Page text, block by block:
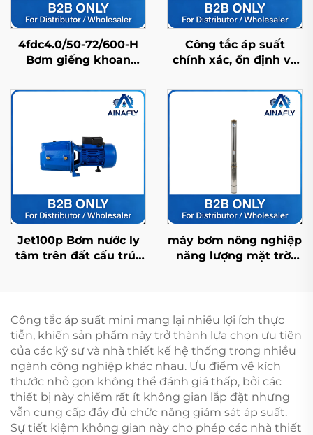
4fdc4.0/50-72/600-H
Bơm giếng khoan
bằng thép không gỉ
bền bỉ, tuổi thọ cao và
Công tắc áp suất
chính xác, ổn định và
áp suất tự động
Jet100p Bơm nước ly
tâm trên đất cấu trúc
máy bơm nông nghiệp
năng lượng mặt trời
tiêu cây trồng
Công tắc áp suất mini mang lại nhiều lợi ích thực
tiễn, khiến sản phẩm này trở thành lựa chọn ưu tiên
của các kỹ sư và nhà thiết kế hệ thống trong nhiều
ngành công nghiệp khác nhau. Ưu điểm về kích
thước nhỏ gọn không thể đánh giá thấp, bởi các
thiết bị này chiếm rất ít không gian lắp đặt nhưng
vẫn cung cấp đầy đủ chức năng giám sát áp suất.
Sự tiết kiệm không gian này cho phép các nhà thiết